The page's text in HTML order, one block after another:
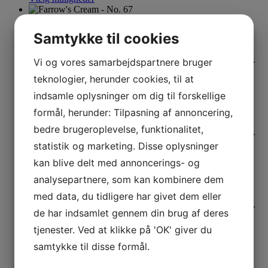
Farrow’s Cream – No. 67
78,00kr. – 1.925,00kr.Prisinterval: 78,00 kr. til 1.925,00 kr.
Vælg muligheder
French Gray – No. 18
78,00kr. – 1.925,00kr.Prisinterval: 78,00 kr. til 1.925,00 kr.
Vælg muligheder
Great White – No. 2006
1.925,00 kr.Prisinterval: 78,00 kr. til 1.925,00 kr.
Vælg muligheder
Green Blue – No. 84
Samtykke til cookies
Vi og vores samarbejdspartnere bruger
teknologier, herunder cookies, til at
indsamle oplysninger om dig til forskellige
formål, herunder: Tilpasning af annoncering,
bedre brugeroplevelse, funktionalitet,
statistik og marketing. Disse oplysninger
kan blive delt med annoncerings- og
analysepartnere, som kan kombinere dem
med data, du tidligere har givet dem eller
de har indsamlet gennem din brug af deres
tjenester. Ved at klikke på 'OK' giver du
samtykke til disse formål.